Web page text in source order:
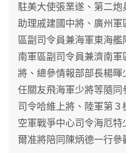
駐美大使張業遂、第二
助理戚建國中將、廣州
區副司令員兼海軍東海
南軍區副司令員兼濟南
將、總參情報部部長楊
任關友飛海軍少將等隨
司令哈維上將、陸軍第３
空軍戰爭中心司令海厄
爾准將陪同陳炳德一行參